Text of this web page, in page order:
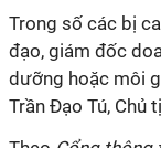
Trong số các bị
đạo, giám đốc
dưỡng hoặc môi
Trần Đạo Tú, Chủ